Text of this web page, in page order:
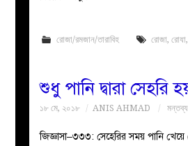
রোজা/রমজান/তারাবিহ রোজা, রোযা,
শুধু পানি দ্বারা সেহরি
১৮ মে, ২০১৮ ANIS AHMAD
জিজ্ঞাসা–৩৩৩: সেহেরির সময় পানি খেয়ে